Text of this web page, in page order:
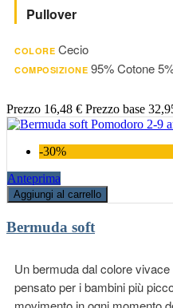
Pullover
COLORE Cecio
COMPOSIZIONE 95% Cotone
Prezzo 16,48 € Prezzo base
-30%
Anteprima
Aggiungi al carrello
Bermuda soft
Un bermuda dal colore
pensato per i bambini più